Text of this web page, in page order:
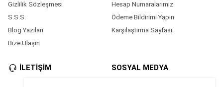
Gizlilik Sözleşmesi
S.S.S.
Blog Yazıları
Bize Ulaşın
Hesap Numaralarımız
Ödeme Bildirimi Yapın
Karşılaştırma Sayfası
İLETİŞİM SOSYAL MEDYA